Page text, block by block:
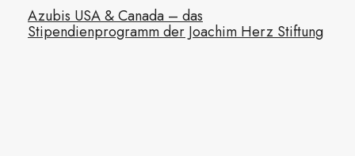
Azubis USA & Canada – das
Stipendienprogramm der Joachim Herz Stiftung